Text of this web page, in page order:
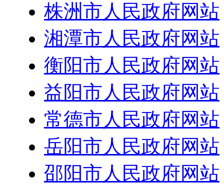
株洲市人民政府网站
湘潭市人民政府网站
衡阳市人民政府网站
益阳市人民政府网站
常德市人民政府网站
岳阳市人民政府网站
邵阳市人民政府网站